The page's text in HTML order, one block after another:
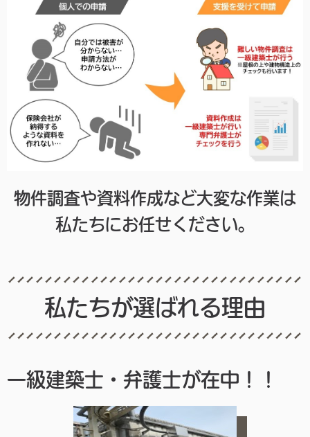
物件調査や資料作成など大変な作業は
私たちにお任せください。
私たちが選ばれる理由
一級建築士・弁護士が在中！！